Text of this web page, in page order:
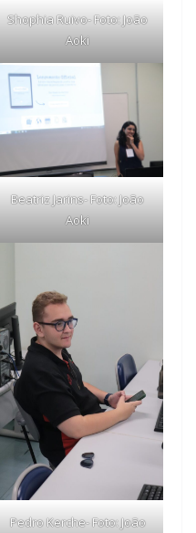
Shophia Ruivo- Foto: João
Aoki
Beatriz Jarins- Foto: João
Aoki
Pedro Kerche- Foto: João